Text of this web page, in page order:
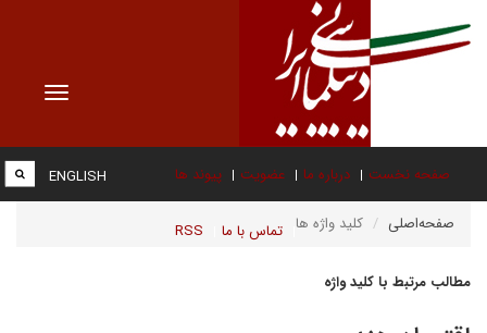
Toggle
صفحه نخست درباره ما عضویت پیوند ها
تماس با ما RSS
ENGLISH
صفحه‌اصلی کلید واژه ها
مطالب مرتبط با کلید واژه